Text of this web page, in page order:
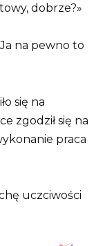
dobrze?»
na pewno to
się na
zgodził się na
praca
uczciwości